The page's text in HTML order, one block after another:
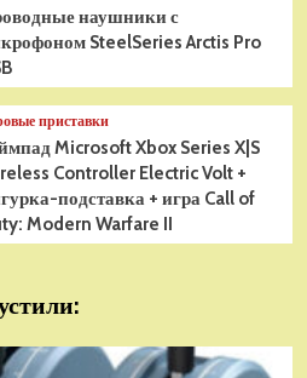
наушники с
SteelSeries Arctis Pro
приставки
Microsoft Xbox Series X|S
Controller Electric Volt +
подставка + игра Call of
Modern Warfare II